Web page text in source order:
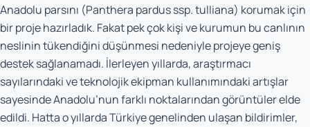
Anadolu parsını (Panthera pardus ssp. tulliana) korumak için
bir proje hazırladık. Fakat pek çok kişi ve kurumun bu canlının
neslinin tükendiğini düşünmesi nedeniyle projeye geniş
destek sağlanamadı. İlerleyen yıllarda, araştırmacı
sayılarındaki ve teknolojik ekipman kullanımındaki artışlar
sayesinde Anadolu’nun farklı noktalarından görüntüler elde
edildi. Hatta o yıllarda Türkiye genelinden ulaşan bildirimler,